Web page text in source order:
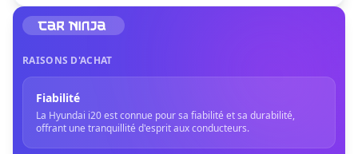
RAISONS D'ACHAT
Fiabilité
La Hyundai i20 est connue pour sa fiabilité et sa durabilité,
offrant une tranquillité d'esprit aux conducteurs.